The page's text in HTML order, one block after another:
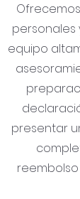
personales
equipo
presentar